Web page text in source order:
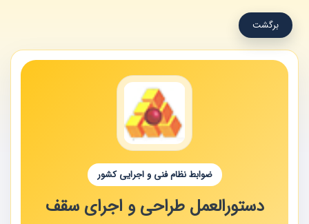
برگشت
ضوابط نظام فنی و اجرایی کشور
دستورالعمل طراحی و اجرای سقف